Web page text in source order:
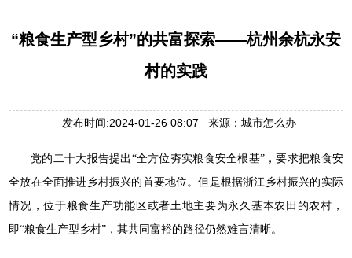
“粮食生产型乡村”的共富探索——杭州余杭永安
村的实践
发布时间:2024-01-26 08:07 来源：城市怎么办
党的二十大报告提出“全方位夯实粮食安全根基”，要求把粮食安
全放在全面推进乡村振兴的首要地位。但是根据浙江乡村振兴的实际
情况，位于粮食生产功能区或者土地主要为永久基本农田的农村，
即“粮食生产型乡村”，其共同富裕的路径仍然难言清晰。